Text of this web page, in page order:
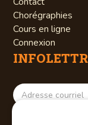
Chorégraphies
Cours en ligne
Connexion